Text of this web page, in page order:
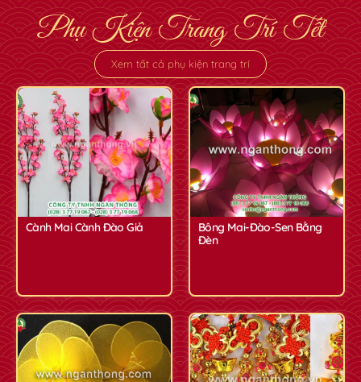
Phụ Kiện Trang Trí Tết
Xem tất cả phụ kiện trang trí
Cành Mai Cành Đào Giả
Bông Mai-Đào-Sen Bằng
Đèn
✿